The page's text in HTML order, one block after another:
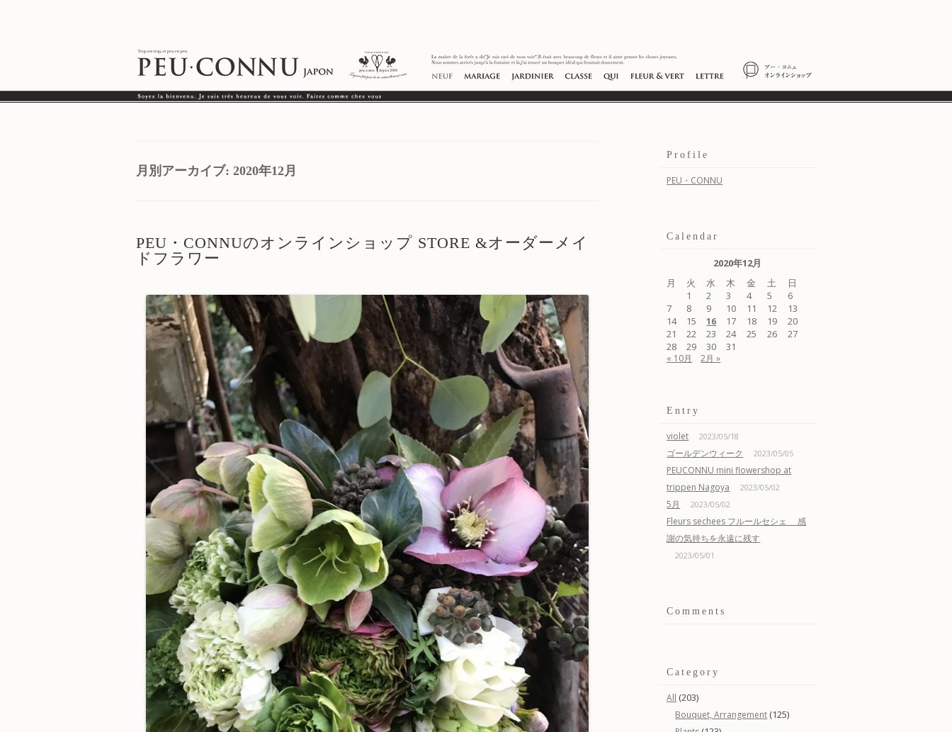
月別アーカイブ: 2020年12月
PEU・CONNUのオンラインショップ STORE &オーダーメイ
ドフラワー
Profile
PEU・CONNU
Calendar
2020年12月
月
火 水 木 金 土
日
1
2 3 4 5
6
7
8 9 10 11 12
13
14
15 16 17 18 19
20
21
22 23 24 25 26
27
28
29 30 31
« 10月 2月 »
Entry
violet 2023/05/18
ゴールデンウィーク 2023/05/05
PEUCONNU mini flowershop at
trippen Nagoya
2023/05/02
5月 2023/05/02
Fleurs sechees フルールセシェ 感
謝の気持ちを永遠に残す
2023/05/01
Comments
Category
All (203)
Bouquet, Arrangement (125)